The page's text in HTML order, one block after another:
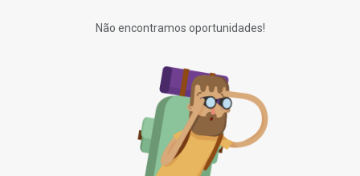
Não encontramos oportunidades!